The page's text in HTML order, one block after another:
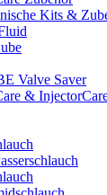
Kits &
Valve Saver
&